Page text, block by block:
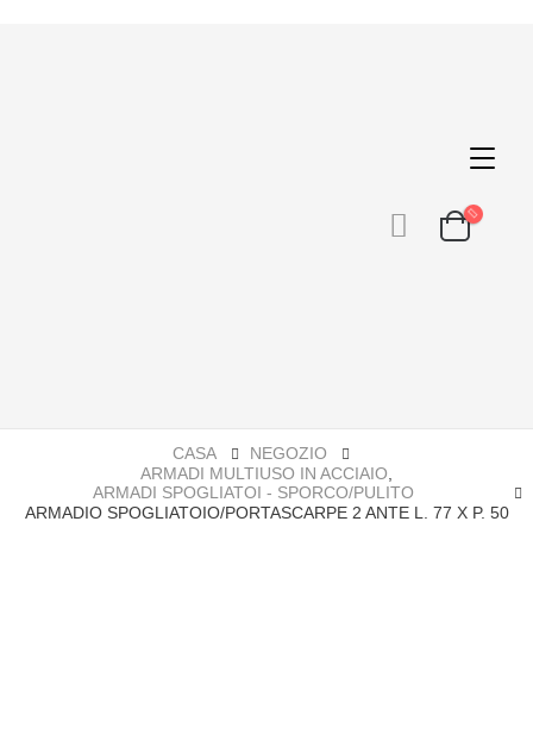
CASA
NEGOZIO
ARMADI MULTIUSO IN ACCIAIO
ARMADI SPOGLIATOI - SPORCO/PULITO
ARMADIO SPOGLIATOIO/PORTASCARPE 2 ANTE L. 77 X P. 50